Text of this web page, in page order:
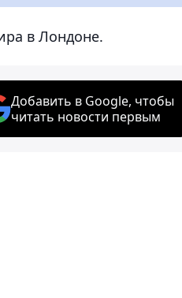
в Лондоне.
Добавить в Google, чтобы
читать новости первым